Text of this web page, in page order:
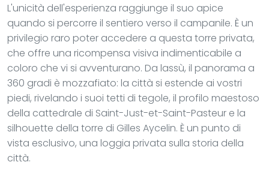
L'unicità dell'esperienza raggiunge il suo apice
quando si percorre il sentiero verso il campanile. È un
privilegio raro poter accedere a questa torre privata,
che offre una ricompensa visiva indimenticabile a
coloro che vi si avventurano. Da lassù, il panorama a
360 gradi è mozzafiato: la città si estende ai vostri
piedi, rivelando i suoi tetti di tegole, il profilo maestoso
della cattedrale di Saint-Just-et-Saint-Pasteur e la
silhouette della torre di Gilles Aycelin. È un punto di
vista esclusivo, una loggia privata sulla storia della
città.